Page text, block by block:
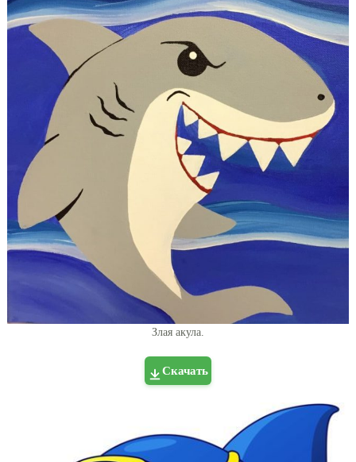
Злая акула.
Скачать